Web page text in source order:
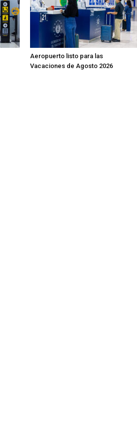
Aeropuerto listo para las
Vacaciones de Agosto 2026